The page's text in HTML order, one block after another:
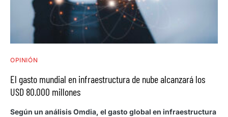
OPINIÓN
El gasto mundial en infraestructura de nube alcanzará los
USD 80.000 millones
Según un análisis Omdia, el gasto global en infraestructura